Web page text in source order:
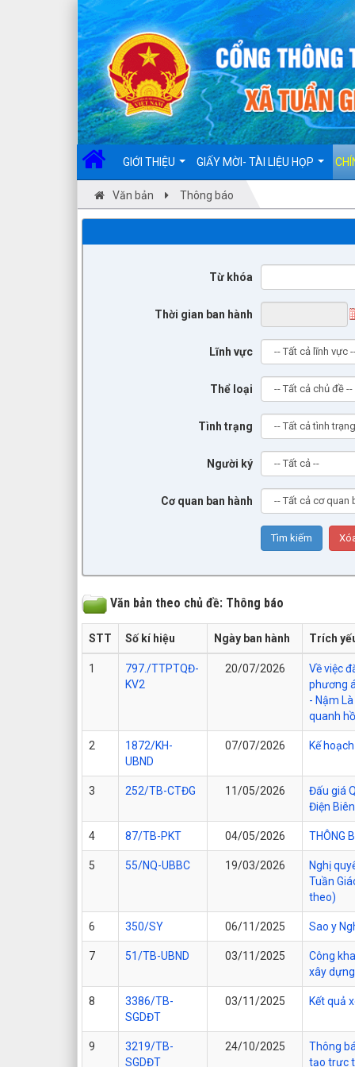
GIỚI THIỆU GIẤY MỜI- TÀI LIỆU HỌP
Văn bản Thông báo
Từ khóa
Thời gian ban hành
Lĩnh vực
Thể loại
Tình trạng
Người ký
Cơ quan ban hành
Văn bản theo chủ đề: Thông báo
STT Số kí hiệu Ngày ban hành Trích
1
797./TTPTQĐ-
KV2
20/07/2026
Về việc
phương
- Nậm
quanh hồ
2
1872/KH-
UBND
07/07/2026 Kế
3 252/TB-CTĐG 11/05/2026
Đấu giá
Điện
4 87/TB-PKT 04/05/2026 THÔNG
5 55/NQ-UBBC 19/03/2026
Nghị
Tuần
theo)
6 350/SY 06/11/2025 Sao y
7 51/TB-UBND 03/11/2025
Công
xây
8
3386/TB-
SGDĐT
03/11/2025 Kết quả
9
3219/TB-
SGDĐT
24/10/2025
Thông
tạo trực
Đã kết nối EMC